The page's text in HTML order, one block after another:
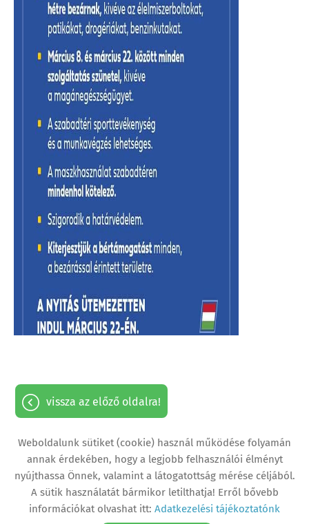
vissza az előző oldalra!
Oldal információk
Adatkezelési tájékoztató
Impresszum
Sütik kezelése
Weboldalunk sütiket (cookie) használ működése folyamán
annak érdekében, hogy a legjobb felhasználói élményt
nyújthassa Önnek, valamint a látogatottság mérése céljából.
A sütik használatát bármikor letilthatja! Erről bővebb
információkat olvashat itt: Adatkezelési tájékoztatónk